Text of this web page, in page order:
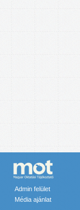
Admin felület
Média ajánlat